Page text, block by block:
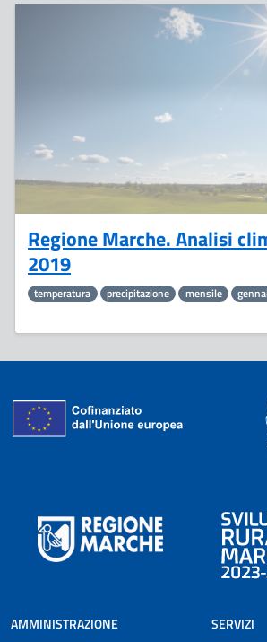
Regione Marche. Analisi
2019
temperatura precipitazione mensile
AMMINISTRAZIONE
SERVIZI